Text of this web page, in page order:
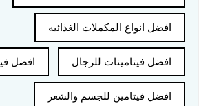
افضل انواع المكملات الغذائيه
افضل فيتامينات للرجال افضل
افضل فيتامين للجسم والشعر